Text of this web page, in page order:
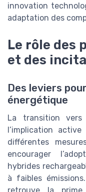
innovation
adaptation des
Le rôle des
et des
Des leviers
énergétique
La transition vers
l’implication
différentes
encourager
hybrides
à faibles